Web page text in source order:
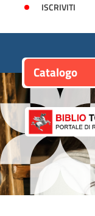
ISCRIVITI
Catalogo